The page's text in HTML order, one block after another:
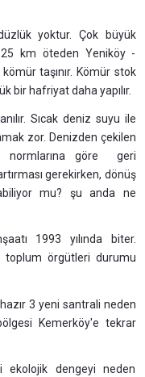
yoktur. Çok büyük
km öteden Yeniköy -
taşınır. Kömür stok
bir hafriyat daha yapılır.
Sıcak deniz suyu ile
zor. Denizden çekilen
normlarına göre geri
gerekirken, dönüş
mu? şu anda ne
1993 yılında biter.
toplum örgütleri durumu
3 yeni santrali neden
Kemerköy'e tekrar
ekolojik dengeyi neden